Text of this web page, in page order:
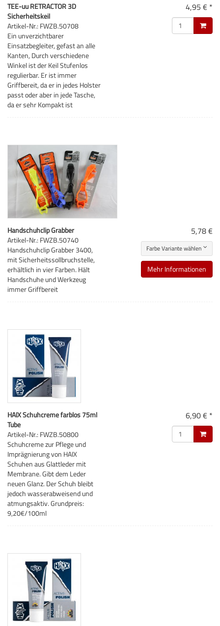
TEE-uu RETRACTOR 3D
Sicherheitskeil
Artikel-Nr.: FWZB.50708
Ein unverzichtbarer
Einsatzbegleiter, gefast an alle
Kanten, Durch verschiedene
Winkel ist der Keil Stufenlos
regulierbar. Er ist immer
Griffbereit, da er in jedes Holster
passt oder aber in jede Tasche,
da er sehr Kompakt ist
4,95 € *
Handschuhclip Grabber
Artikel-Nr.: FWZB.50740
Handschuhclip Grabber 3400,
mit Sicherheitssollbruchstelle,
erhältlich in vier Farben. Hält
Handschuhe und Werkzeug
immer Griffbereit
5,78 €
Farbe Variante wählen
Mehr Informationen
HAIX Schuhcreme farblos 75ml
Tube
Artikel-Nr.: FWZB.50800
Schuhcreme zur Pflege und
Imprägnierung von HAIX
Schuhen aus Glattleder mit
Membrane. Gibt dem Leder
neuen Glanz. Der Schuh bleibt
jedoch wasserabweisend und
atmungsaktiv. Grundpreis:
9,20€/100ml
6,90 € *